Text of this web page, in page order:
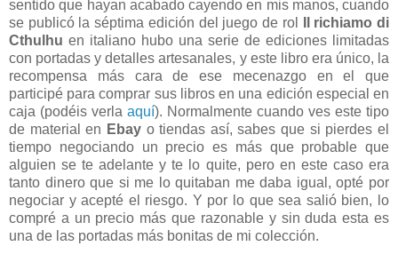
sentido que hayan acabado cayendo en mis manos, cuando
se publicó la séptima edición del juego de rol
Il richiamo di
Cthulhu en italiano hubo una serie de ediciones limitadas
con portadas y detalles artesanales, y este libro era único, la
recompensa más cara de ese mecenazgo en el que
participé para comprar sus libros en una edición especial en
caja (podéis verla aquí). Normalmente cuando ves este tipo
de material en Ebayo tiendas así, sabes que si pierdes el
tiempo negociando un precio es más que probable que
alguien se te adelante y te lo quite, pero en este caso era
tanto dinero que si me lo quitaban me daba igual, opté por
negociar y acepté el riesgo. Y por lo que sea salió bien, lo
compré a un precio más que razonable y sin duda esta es
una de las portadas más bonitas de mi colección.